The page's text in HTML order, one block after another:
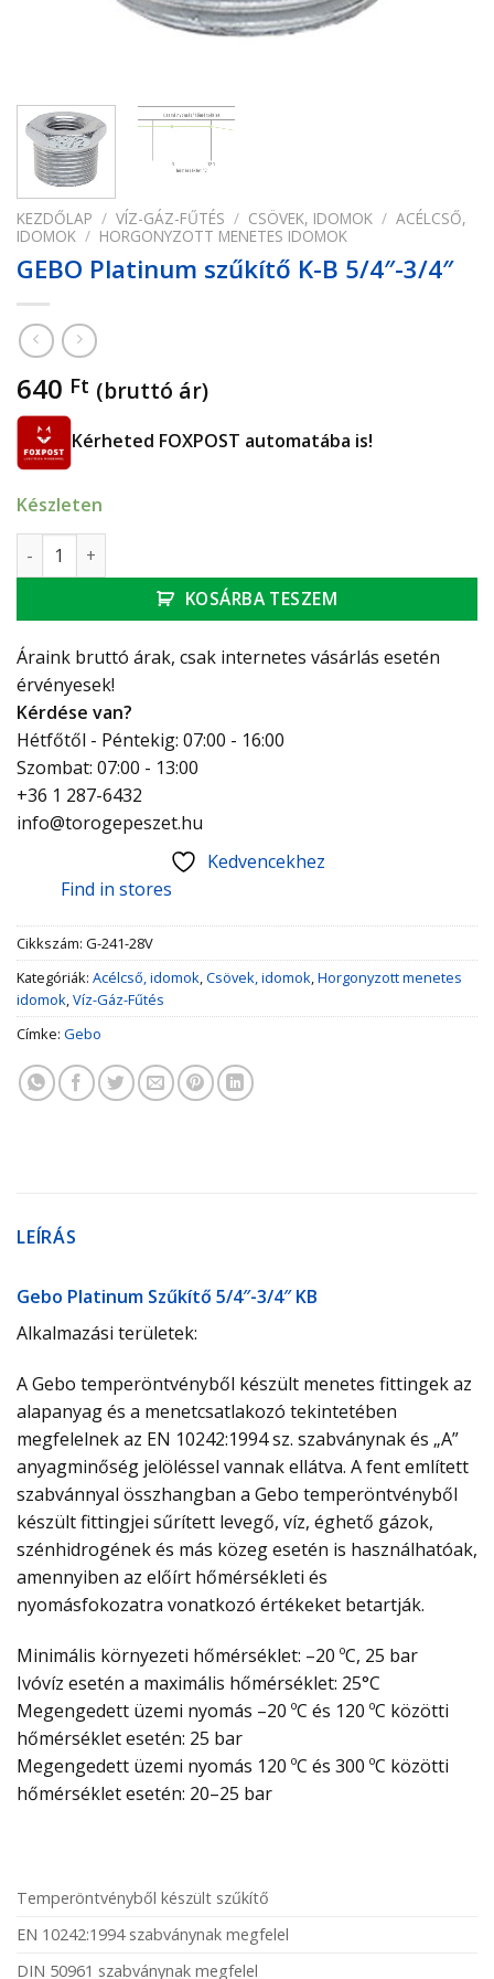
KEZDŐLAP / VÍZ-GÁZ-FŰTÉS / CSÖVEK, IDOMOK / ACÉLCSŐ,
IDOMOK / HORGONYZOTT MENETES IDOMOK
GEBO Platinum szűkítő K-B 5/4″-3/4″
640 Ft (bruttó ár)
Kérheted FOXPOST automatába is!
Készleten
GEBO Platinum szűkítő K-B 5/4"-3/4" mennyiség
KOSÁRBA TESZEM
Áraink bruttó árak, csak internetes vásárlás esetén
érvényesek!
Kérdése van?
Hétfőtől - Péntekig: 07:00 - 16:00
Szombat: 07:00 - 13:00
+36 1 287-6432
info@torogepeszet.hu
Kedvencekhez
Find in stores
Cikkszám: G-241-28V
Kategóriák: Acélcső, idomok,Csövek, idomok,Horgonyzott menetes
idomok,Víz-Gáz-Fűtés
Címke: Gebo
LEÍRÁS
Gebo Platinum Szűkítő 5/4″-3/4″ KB
Alkalmazási területek:
A Gebo temperöntvényből készült menetes fittingek az
alapanyag és a menetcsatlakozó tekintetében
megfelelnek az EN 10242:1994 sz. szabványnak és „A”
anyagminőség jelöléssel vannak ellátva. A fent említett
szabvánnyal összhangban a Gebo temperöntvényből
készült fittingjei sűrített levegő, víz, éghető gázok,
szénhidrogének és más közeg esetén is használhatóak,
amennyiben az előírt hőmérsékleti és
nyomásfokozatra vonatkozó értékeket betartják.
Minimális környezeti hőmérséklet: –20 ºC, 25 bar
Ivóvíz esetén a maximális hőmérséklet: 25°C
Megengedett üzemi nyomás –20 ºC és 120 ºC közötti
hőmérséklet esetén: 25 bar
Megengedett üzemi nyomás 120 ºC és 300 ºC közötti
hőmérséklet esetén: 20–25 bar
Temperöntvényből készült szűkítő
EN 10242:1994 szabványnak megfelel
DIN 50961 szabványnak megfelel